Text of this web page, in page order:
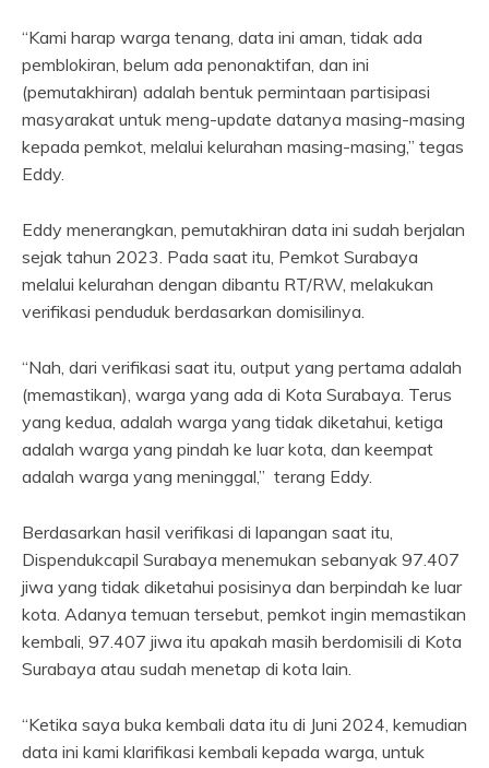
“Kami harap warga tenang, data ini aman, tidak ada
pemblokiran, belum ada penonaktifan, dan ini
(pemutakhiran) adalah bentuk permintaan partisipasi
masyarakat untuk meng-update datanya masing-masing
kepada pemkot, melalui kelurahan masing-masing,” tegas
Eddy.
Eddy menerangkan, pemutakhiran data ini sudah berjalan
sejak tahun 2023. Pada saat itu, Pemkot Surabaya
melalui kelurahan dengan dibantu RT/RW, melakukan
verifikasi penduduk berdasarkan domisilinya.
“Nah, dari verifikasi saat itu, output yang pertama adalah
(memastikan), warga yang ada di Kota Surabaya. Terus
yang kedua, adalah warga yang tidak diketahui, ketiga
adalah warga yang pindah ke luar kota, dan keempat
adalah warga yang meninggal,” terang Eddy.
Berdasarkan hasil verifikasi di lapangan saat itu,
Dispendukcapil Surabaya menemukan sebanyak 97.407
jiwa yang tidak diketahui posisinya dan berpindah ke luar
kota. Adanya temuan tersebut, pemkot ingin memastikan
kembali, 97.407 jiwa itu apakah masih berdomisili di Kota
Surabaya atau sudah menetap di kota lain.
“Ketika saya buka kembali data itu di Juni 2024, kemudian
data ini kami klarifikasi kembali kepada warga, untuk